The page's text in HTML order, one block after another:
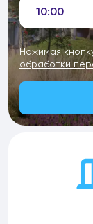
10:00
Нажимая
обработки